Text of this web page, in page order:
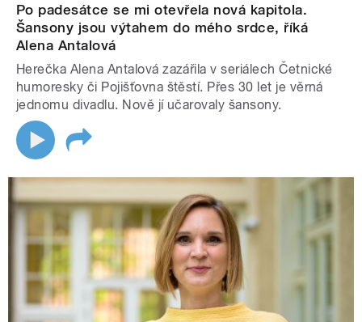
Po padesátce se mi otevřela nová kapitola.
Šansony jsou výtahem do mého srdce, říká
Alena Antalová
Herečka Alena Antalová zazářila v seriálech Četnické
humoresky či Pojišťovna štěstí. Přes 30 let je věrná
jednomu divadlu. Nově jí učarovaly šansony.